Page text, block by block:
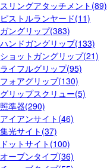
スリングアタッチメント(89)
ピストルランヤード(11)
ガングリップ(383)
ハンドガングリップ(133)
ショットガングリップ(21)
ライフルグリップ(95)
フォアグリップ(130)
グリップスクリュー(5)
照準器(290)
アイアンサイト(46)
集光サイト(37)
ドットサイト(100)
オープンタイプ(36)